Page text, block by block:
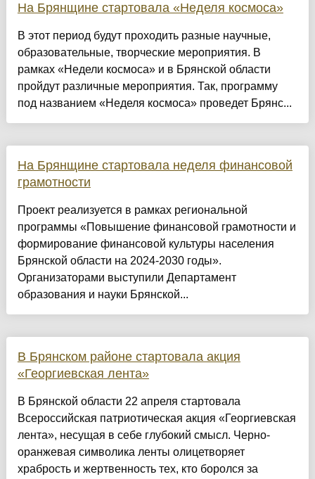
На Брянщине стартовала «Неделя космоса»
В этот период будут проходить разные научные,
образовательные, творческие мероприятия. В
рамках «Недели космоса» и в Брянской области
пройдут различные мероприятия. Так, программу
под названием «Неделя космоса» проведет Брянс...
На Брянщине стартовала неделя финансовой
грамотности
Проект реализуется в рамках региональной
программы «Повышение финансовой грамотности и
формирование финансовой культуры населения
Брянской области на 2024-2030 годы».
Организаторами выступили Департамент
образования и науки Брянской...
В Брянском районе стартовала акция
«Георгиевская лента»
В Брянской области 22 апреля стартовала
Всероссийская патриотическая акция «Георгиевская
лента», несущая в себе глубокий смысл. Черно-
оранжевая символика ленты олицетворяет
храбрость и жертвенность тех, кто боролся за